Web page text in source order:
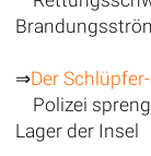
⇒Der
Polizei
Lager der Insel